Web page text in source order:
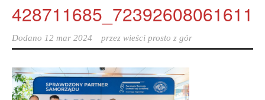
Dodano 12 mar 2024 przez wieści prosto z gór